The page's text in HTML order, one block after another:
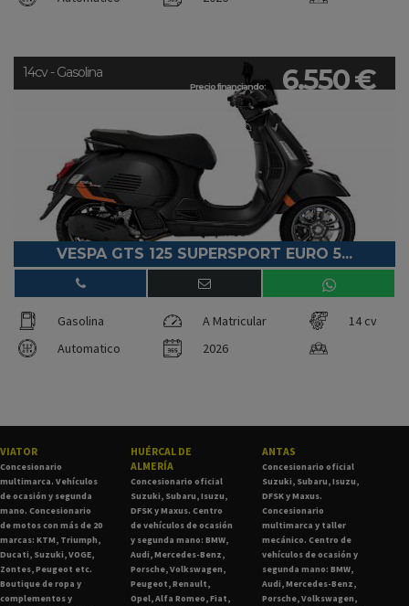
Precio financiando: 6.550 €
14cv - Gasolina
VESPA GTS 125 SUPERSPORT EURO 5...
Gasolina A Matricular
14 cv
Automatico
2026
VIATOR
Concesionario
multimarca. Vehículos
de ocasión y segunda
mano. Concesionario
de motos con más de 20
marcas: KTM, Triumph,
Ducati, Suzuki, VOGE,
Zontes, Peugeot etc.
Boutique de ropa y
complementos y
HUÉRCAL DE
ALMERÍA
Concesionario oficial
Suzuki, Subaru, Isuzu,
DFSK y Maxus. Centro
de vehículos de ocasión
y segunda mano: BMW,
Audi, Mercedes-Benz,
Porsche, Volkswagen,
Peugeot, Renault,
Opel, Alfa Romeo, Fiat,
ANTAS
Concesionario oficial
Suzuki, Subaru, Isuzu,
DFSK y Maxus.
Concesionario
multimarca y taller
mecánico. Centro de
vehículos de ocasión y
segunda mano: BMW,
Audi, Mercedes-Benz,
Porsche, Volkswagen,